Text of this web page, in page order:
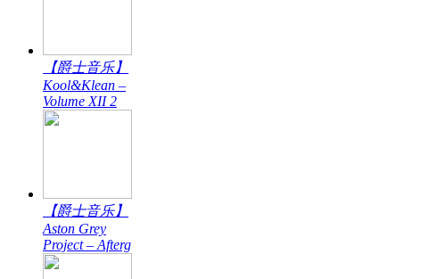
【爵士音乐】
Kool&Klean –
Volume XII 2
【爵士音乐】
Aston Grey
Project – Afterg